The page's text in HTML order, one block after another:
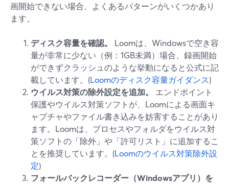
画開始できない場合、よくあるパターンがいくつかあり
ます。
ディスク容量を確認。
Loomは、Windowsで空き容
量が非常に少ない（例：1GB未満）場合、録画開始
ができずクラッシュのような挙動になると公式に記
載しています。(Loomのディスク容量ガイダンス)
ウイルス対策の除外設定を追加。
エンドポイント
保護やウイルス対策ソフトが、Loomによる画面キ
ャプチャやファイル書き込みを妨害することがあり
ます。Loomは、プロセスやフォルダをウイルス対
策ソフトの「除外」や「許可リスト」に追加するこ
とを推奨しています。(Loomのウイルス対策除外設
定)
フォールバックレコーダー（Windowsアプリ）を